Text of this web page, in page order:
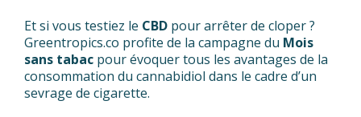
Et si vous testiez le CBD pour arrêter de cloper ?
Greentropics.co profite de la campagne du Mois
sans tabac pour évoquer tous les avantages de la
consommation du cannabidiol dans le cadre d’un
sevrage de cigarette.